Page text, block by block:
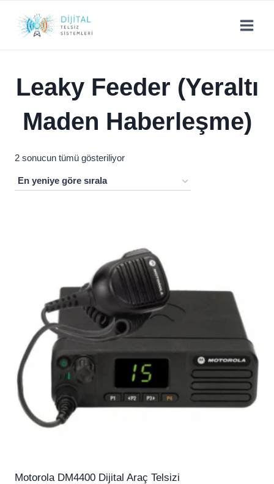
content
Leaky Feeder (Yeraltı
Maden Haberleşme)
2 sonucun tümü gösteriliyorEn
göre
Motorola DM4400 Dijital Araç Telsizi